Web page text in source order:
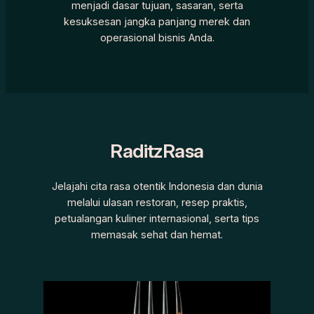
menjadi dasar tujuan, sasaran, serta
kesuksesan jangka panjang merek dan
operasional bisnis Anda.
RaditzRasa
Jelajahi cita rasa otentik Indonesia dan dunia
melalui ulasan restoran, resep praktis,
petualangan kuliner internasional, serta tips
memasak sehat dan hemat.